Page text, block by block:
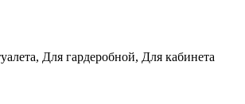
Для гардеробной, Для кабинета